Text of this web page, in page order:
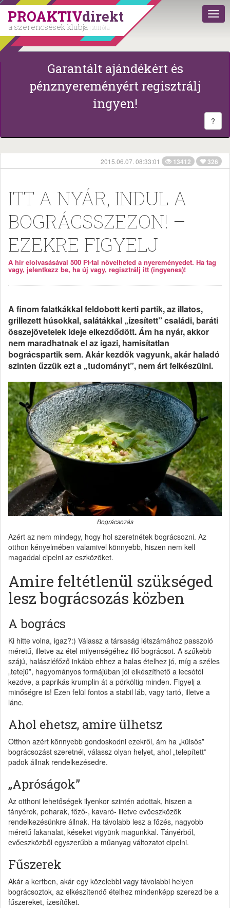
PROAKTIVdirekt
a szerencsések klubja | 2011 óta
Garantált ajándékért és
pénznyereményért regisztrálj
ingyen!
?
2015.06.07. 08:33:01 13412 326
ITT A NYÁR, INDUL A
BOGRÁCSSZEZON! –
EZEKRE FIGYELJ
A hír elolvasásával 500 Ft-tal növelheted a nyereményedet. Ha tag
vagy, jelentkezz be, ha új vagy, regisztrálj itt (ingyenes)!
A finom falatkákkal feldobott kerti partik, az illatos,
grillezett húsokkal, salátákkal „ízesített” családi, baráti
összejövetelek ideje elkezdődött. Ám ha nyár, akkor
nem maradhatnak el az igazi, hamisítatlan
bográcspartik sem. Akár kezdők vagyunk, akár haladó
szinten űzzük ezt a „tudományt”, nem árt felkészülni.
Bográcsozás
Azért az nem mindegy, hogy hol szeretnétek bográcsozni. Az
otthon kényelmében valamivel könnyebb, hiszen nem kell
magaddal cipelni az eszközöket.
Amire feltétlenül szükséged
lesz bográcsozás közben
A bogrács
Ki hitte volna, igaz?:) Válassz a társaság létszámához passzoló
méretű, illetve az étel milyenségéhez illő bográcsot. A szűkebb
szájú, halászléfőző inkább ehhez a halas ételhez jó, míg a széles
„tetejű”, hagyományos formájúban jól elkészíthető a lecsótól
kezdve, a paprikás krumplin át a pörköltig minden. Figyelj a
minőségre is! Ezen felül fontos a stabil láb, vagy tartó, illetve a
lánc.
Ahol ehetsz, amire ülhetsz
Otthon azért könnyebb gondoskodni ezekről, ám ha „külsős”
bográcsozást szeretnél, válassz olyan helyet, ahol „telepített”
padok állnak rendelkezésedre.
„Apróságok”
Az otthoni lehetőségek ilyenkor szintén adottak, hiszen a
tányérok, poharak, főző-, kavaró- illetve evőeszközök
rendelkezésünkre állnak. Ha távolabb lesz a főzés, nagyobb
méretű fakanalat, késeket vigyünk magunkkal. Tányérból,
evőeszközből egyszerűbb a műanyag változatot cipelni.
Fűszerek
Akár a kertben, akár egy közelebbi vagy távolabbi helyen
bográcsoztok, az elkészítendő ételhez mindenképp szerezd be a
fűszereket, ízesítőket.